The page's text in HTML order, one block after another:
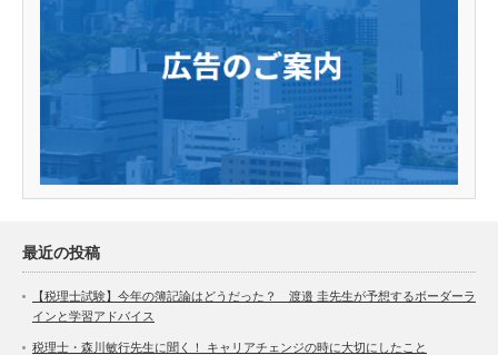
最近の投稿
【税理士試験】今年の簿記論はどうだった？ 渡邉 圭先生が予想するボーダーラ
インと学習アドバイス
税理士・森川敏行先生に聞く！ キャリアチェンジの時に大切にしたこと